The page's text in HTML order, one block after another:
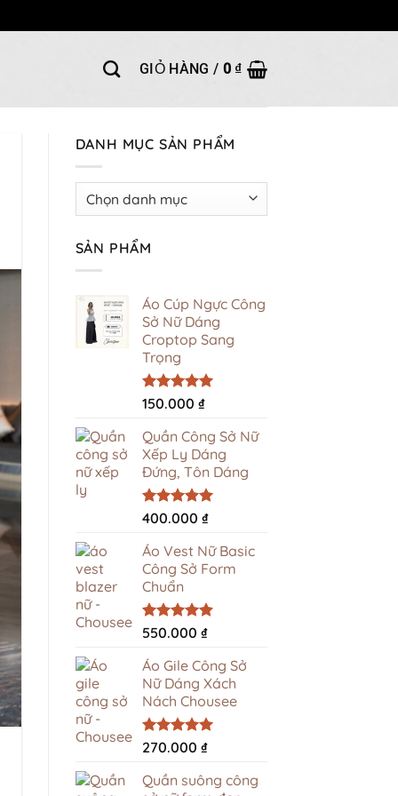
GIỎ HÀNG / 0 ₫
DANH MỤC SẢN PHẨM
SẢN PHẨM
Áo Cúp Ngực Công
Sở Nữ Dáng
Croptop Sang
Trọng
Được xếp
5 sao
150.000 ₫
Quần Công Sở Nữ
Xếp Ly Dáng
Đứng, Tôn Dáng
Được xếp
5 sao
400.000 ₫
Áo Vest Nữ Basic
Công Sở Form
Chuẩn
Được xếp
5 sao
550.000 ₫
Áo Gile Công Sở
Nữ Dáng Xách
Nách Chousee
Được xếp
5 sao
270.000 ₫
Quần suông công